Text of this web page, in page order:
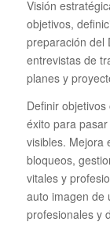
Visión
objetivos,
preparación del
entrevistas de
planes y
Definir
éxito para
visibles. Mejora
bloqueos,
vitales y
auto imagen de
profesionales y